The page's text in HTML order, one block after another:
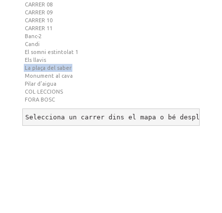
CARRER 08
CARRER 09
CARRER 10
CARRER 11
Banc-2
Candi
El somni estintolat 1
Els llavis
La plaça del saber
Monument al cava
Pilar d’aigua
COL·LECCIONS
FORA BOSC
Selecciona un carrer dins el mapa o bé